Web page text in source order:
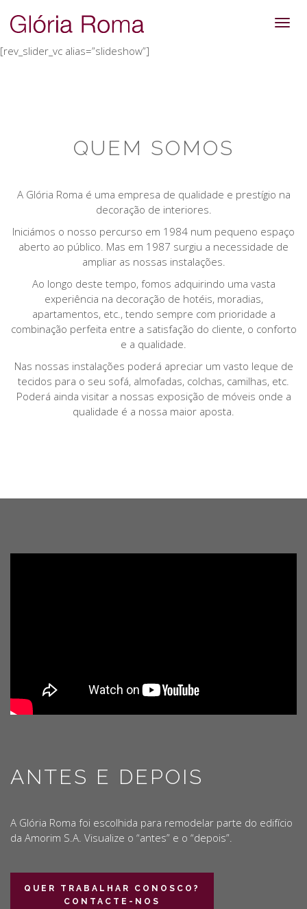
[rev_slider_vc alias=”slideshow”]
QUEM SOMOS
A Glória Roma é uma empresa de qualidade e prestígio na
decoração de interiores.
Iniciámos o nosso percurso em 1984 num pequeno espaço
aberto ao público. Mas em 1987 surgiu a necessidade de
ampliar as nossas instalações.
Ao longo deste tempo, fomos adquirindo uma vasta
experiência na decoração de hotéis, moradias,
apartamentos, etc., tendo sempre com prioridade a
combinação perfeita entre a satisfação do cliente, o conforto
e a qualidade.
Nas nossas instalações poderá apreciar um vasto leque de
tecidos para o seu sofá, almofadas, colchas, camilhas, etc.
Poderá ainda visitar a nossas exposição de móveis onde a
qualidade é a nossa maior aposta.
ANTES E DEPOIS
A Glória Roma foi escolhida para remodelar parte do edifício
da Amorim S.A. Visualize o “antes” e o “depois”.
QUER TRABALHAR CONOSCO?
CONTACTE-NOS